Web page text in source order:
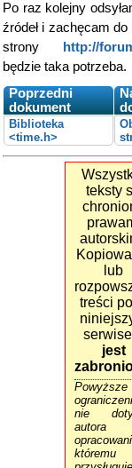
Po raz kolejny
źródeł i zachęcam
strony
http://
będzie taka potrzeba.
Poprzedni
dokument
Biblioteka
<time.h>
teksty
lub
treści
jest
Powyższe
nie
autora
któremu